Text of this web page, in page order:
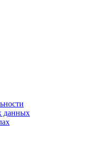
данных